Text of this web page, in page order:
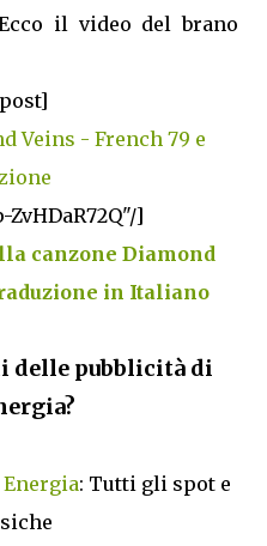
il video del brano
Veins - French 79 e
]
canzone Diamond
in Italiano
delle pubblicità di
Energia: Tutti gli spot e